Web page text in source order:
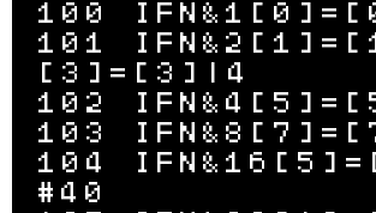
100
101
[3]=[3]|4
102
103
104
#40